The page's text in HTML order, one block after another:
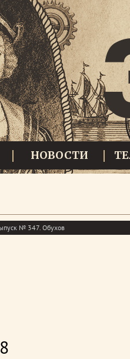
НОВОСТИ
№ 347. Обухов